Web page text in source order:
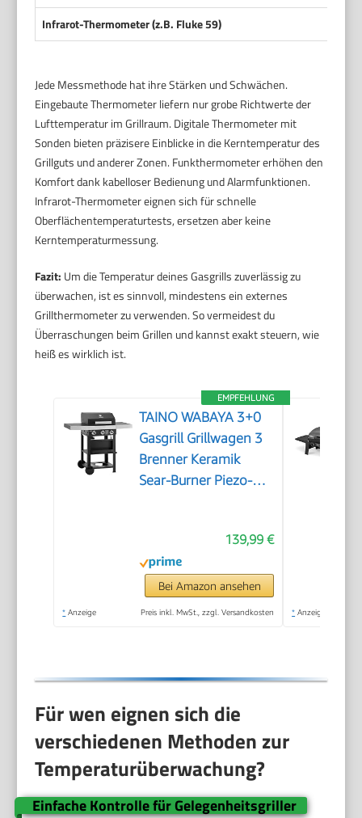
Infrarot-Thermometer (z.B. Fluke 59)
Jede Messmethode hat ihre Stärken und Schwächen.
Eingebaute Thermometer liefern nur grobe Richtwerte der
Lufttemperatur im Grillraum. Digitale Thermometer mit
Sonden bieten präzisere Einblicke in die Kerntemperatur des
Grillguts und anderer Zonen. Funkthermometer erhöhen den
Komfort dank kabelloser Bedienung und Alarmfunktionen.
Infrarot-Thermometer eignen sich für schnelle
Oberflächentemperaturtests, ersetzen aber keine
Kerntemperaturmessung.
Fazit: Um die Temperatur deines Gasgrills zuverlässig zu
überwachen, ist es sinnvoll, mindestens ein externes
Grillthermometer zu verwenden. So vermeidest du
Überraschungen beim Grillen und kannst exakt steuern, wie
heiß es wirklich ist.
EMPFEHLUNG
TAINO WABAYA 3+0
Gasgrill Grillwagen 3
Brenner Keramik
Sear-Burner Piezo-
Warmhalterost
Schwarz Matt
139,99 €
Bei Amazon ansehen
* Anzeige Preis inkl. MwSt., zzgl. Versandkosten * Anzeige
Für wen eignen sich die
verschiedenen Methoden zur
Temperaturüberwachung?
Einfache Kontrolle für Gelegenheitsgriller